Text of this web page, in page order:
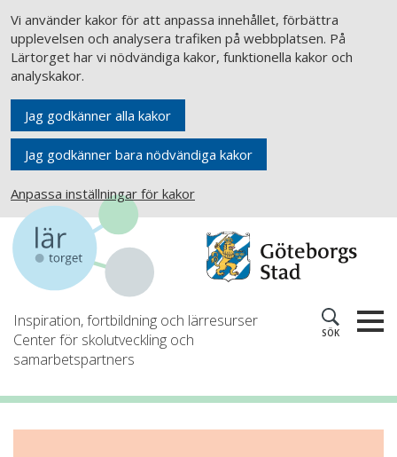
Vi använder kakor för att anpassa innehållet, förbättra
upplevelsen och analysera trafiken på webbplatsen. På
Lärtorget har vi nödvändiga kakor, funktionella kakor och
analyskakor.
Jag godkänner alla kakor
Jag godkänner bara nödvändiga kakor
Anpassa inställningar för kakor
Inspiration, fortbildning och lärresurser
Center för skolutveckling och
samarbetspartners
SÖK